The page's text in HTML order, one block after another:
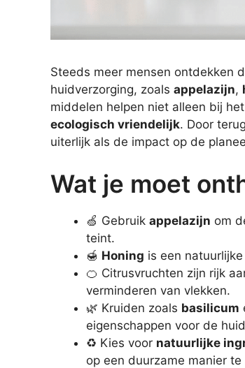
Steeds meer mensen ontdekken
huidverzorging, zoals appelazijn,
middelen helpen niet alleen bij
ecologisch vriendelijk. Door
uiterlijk als de impact op de
Wat je moet
🍏 Gebruik appelazijn om
teint.
🍯 Honing is een
🍊 Citrusvruchten zijn rijk
verminderen van vlekken.
🌿 Kruiden zoals basilicum
eigenschappen voor de
♻️ Kies voor natuurlijke
op een duurzame manier te